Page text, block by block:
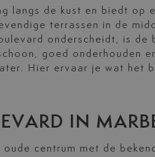
langs de kust en biedt op
terrassen in de
onderscheidt, is de
goed onderhouden
Hier ervaar je wat het
IN
centrum met de